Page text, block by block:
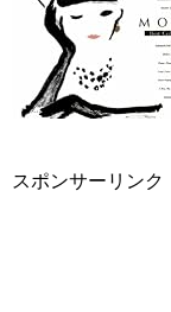
スポンサーリンク